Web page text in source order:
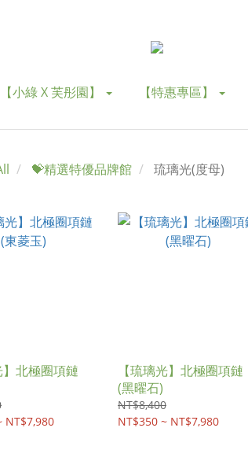
【小綠 X 芙彤園】 【特惠專區】
💝精選特優品牌館 琉璃光(度母)
】北極圈項鏈
NT$7,980
【琉璃光】北極圈項鏈
(黑曜石)
NT$8,400
NT$350 ~ NT$7,980